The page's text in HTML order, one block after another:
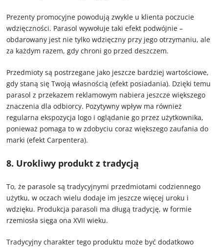
Prezenty promocyjne powodują zwykle u klienta poczucie
wdzięczności. Parasol wywołuje taki efekt podwójnie –
obdarowany jest nie tylko wdzięczny przy jego otrzymaniu, ale
za każdym razem, gdy chroni go przed deszczem.
Przedmioty są postrzegane jako jeszcze bardziej wartościowe,
gdy staną się Twoją własnością (efekt posiadania). Dzięki temu
parasol z przekazem reklamowym nabiera jeszcze większego
znaczenia dla odbiorcy. Pozytywny wpływ ma również
regularna ekspozycja logo i oglądanie go przez użytkownika,
ponieważ pomaga to w zdobyciu coraz większego zaufania do
marki (efekt Carpentera).
8. Urokliwy produkt z tradycją
To, że parasole są tradycyjnymi przedmiotami codziennego
użytku, w oczach wielu dodaje im jeszcze więcej uroku i
wdzięku. Produkcja parasoli ma długą tradycję, w formie
rzemiosła sięga ona XVII wieku.
Tradycyjny charakter tego produktu może być dodatkowo